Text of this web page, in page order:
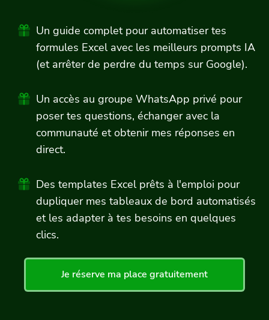
Un guide complet pour automatiser tes
formules Excel avec les meilleurs prompts IA
(et arrêter de perdre du temps sur Google).
Un accès au groupe WhatsApp privé pour
poser tes questions, échanger avec la
communauté et obtenir mes réponses en
direct.
Des templates Excel prêts à l'emploi pour
dupliquer mes tableaux de bord automatisés
et les adapter à tes besoins en quelques
clics.
Je réserve ma place gratuitement